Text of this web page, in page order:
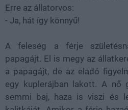
Erre az állatorvos:
- Ja, hát így könnyű!
A feleség a férje
papagájt. El is megy az
a papagájt, de az eladó
egy kuplerájban lakott. A nő
semmi baj, haza is viszi és